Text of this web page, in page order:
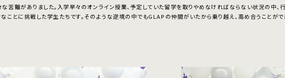
苦難がありました。入学早々のオンライン授業、予定していた留学を取りやめなければならない状況の中、行
ことに挑戦した学生たちです。そのような逆境の中でもGLAPの仲間がいたから乗り越え、高め合うことが